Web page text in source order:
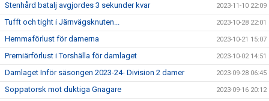
Stenhård batalj avgjordes 3 sekunder kvar 2023-11-10 22:09
Tufft och tight i Järnvägsknuten... 2023-10-28 22:01
Hemmaförlust för damerna 2023-10-21 15:07
Premiärförlust i Torshälla för damlaget 2023-10-02 14:51
Damlaget Inför säsongen 2023-24- Division 2 damer 2023-09-28 06:45
Soppatorsk mot duktiga Gnagare 2023-09-16 20:12